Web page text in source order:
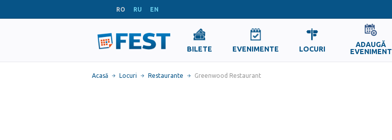
RO RU EN
BILETE EVENIMENTE LOCURI
ADAUGĂ
EVENIMENT
Acasă Locuri Restaurante Greenwood Restaurant